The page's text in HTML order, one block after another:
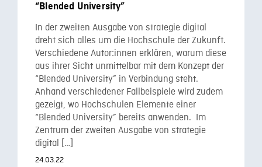
“Blended University”
In der zweiten Ausgabe von strategie digital
dreht sich alles um die Hochschule der Zukunft.
Verschiedene Autor:innen erklären, warum diese
aus ihrer Sicht unmittelbar mit dem Konzept der
“Blended University” in Verbindung steht.
Anhand verschiedener Fallbeispiele wird zudem
gezeigt, wo Hochschulen Elemente einer
“Blended University” bereits anwenden. Im
Zentrum der zweiten Ausgabe von strategie
digital […]
24.03.22